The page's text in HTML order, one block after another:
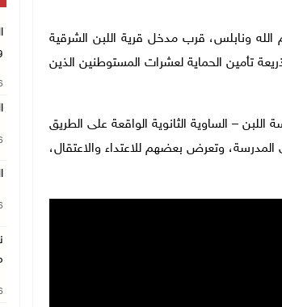
الله ونابلس، قرب مدخل قرية اللبن الشرقية
تأمين الحماية لعشرات المستوطنين الذين
– الساوية الثانوية الواقعة على الطريق
وتعرض بعضهم للاعتداء والاعتقال،